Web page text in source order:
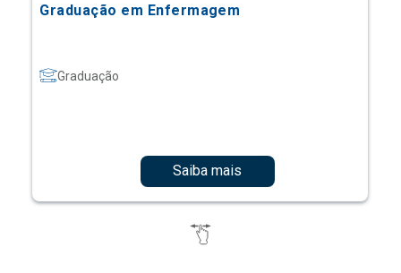
Graduação em Enfermagem
Graduação
Saiba mais